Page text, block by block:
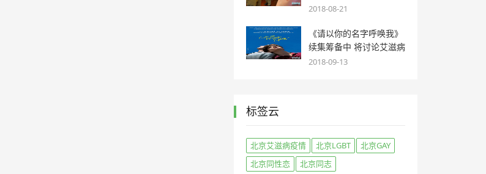
2018-08-21
《请以你的名字呼唤我》
续集筹备中 将讨论艾滋病
2018-09-13
标签云
北京艾滋病疫情 北京LGBT
北京GAY
北京同性恋
北京同志